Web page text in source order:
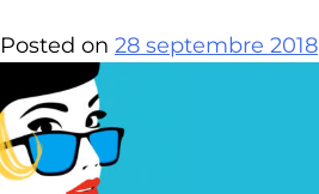
Posted on 28 septembre 2018